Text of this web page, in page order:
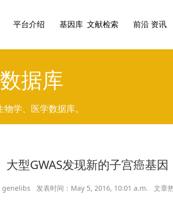
平台介绍 基因库 文献检索 前沿 资讯
据库
学、医学数据库。
大型GWAS发现新的子宫癌基因
genelibs 发表时间：May 5, 2016, 10:01 a.m. 文章